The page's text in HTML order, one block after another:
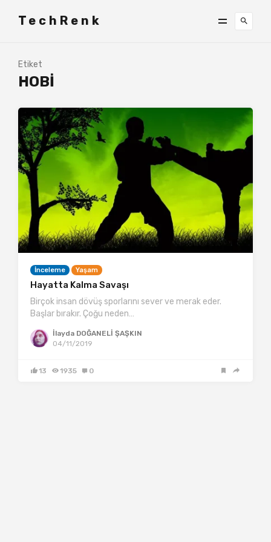
TechRenk
Etiket
HOBI
İnceleme Yaşam
Hayatta Kalma Savaşı
Birçok insan dövüş sporlarını sever ve merak eder.
Başlar bırakır. Çoğu neden…
İlayda DOĞANELİ ŞAŞKIN
04/11/2019
13 1935 0